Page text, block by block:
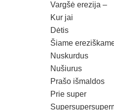
Vargšė erezija –
Kur jai
Dėtis
Šiame
Nuskurdus
Nušiurus
Prašo išmaldos
Prie super